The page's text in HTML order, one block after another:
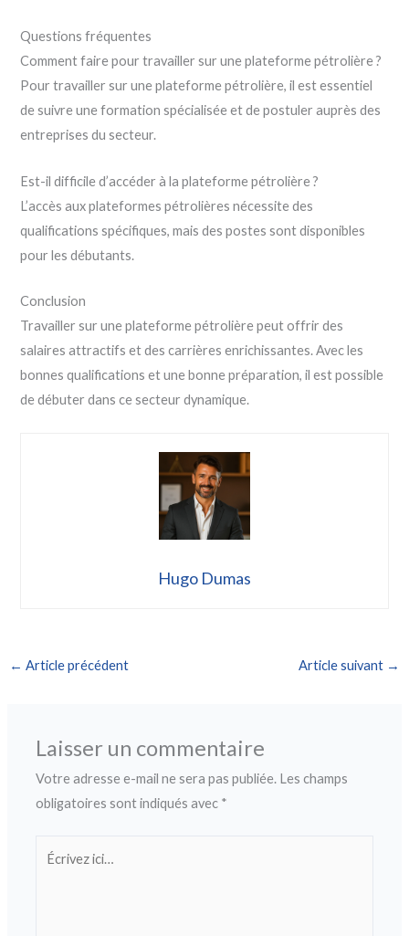
Questions fréquentes
Comment faire pour travailler sur une plateforme pétrolière ?
Pour travailler sur une plateforme pétrolière, il est essentiel
de suivre une formation spécialisée et de postuler auprès des
entreprises du secteur.
Est-il difficile d’accéder à la plateforme pétrolière ?
L’accès aux plateformes pétrolières nécessite des
qualifications spécifiques, mais des postes sont disponibles
pour les débutants.
Conclusion
Travailler sur une plateforme pétrolière peut offrir des
salaires attractifs et des carrières enrichissantes. Avec les
bonnes qualifications et une bonne préparation, il est possible
de débuter dans ce secteur dynamique.
Hugo Dumas
← Article précédent Article suivant →
Laisser un commentaire
Votre adresse e-mail ne sera pas publiée. Les champs
obligatoires sont indiqués avec *